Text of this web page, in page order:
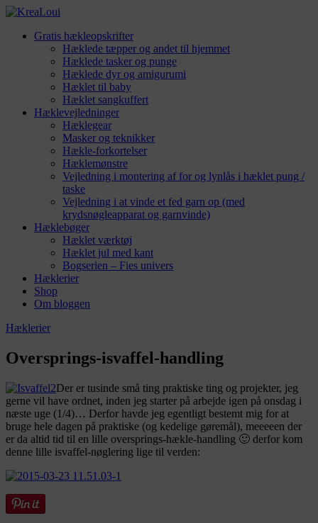
Gratis hækleopskrifter
Hæklede tæpper og andet til hjemmet
Hæklede tasker og punge
Hæklede dyr og amigurumi
Hæklet til baby
Hæklet sangkuffert
Hæklevejledninger
Hæklegear
Masker og teknikker
Hækle-forkortelser
Hæklemønstre
Vejledning i montering af for og lynlås i hæklet pung /
taske
Vejledning i at vinde et fed garn op (med
krydsnøgleapparat og garnvinde)
Hæklebøger
Hæklet værktøj
Hæklet jul med kant
Bogserien – Fies univers
Hæklerier
Shop
Om bloggen
Hæklerier
Oversprings-isvaffel-handling
Der er tusinde små ting praktiske ting og projekter, jeg
gerne vil have ordnet, inden jeg starter på arbejde igen på onsdag i
næste uge (1/4)… Derfor havde jeg egentligt bestemt mig for at
bruge hele dagen på praktiske (og kedelige gøremål), meeeeen der
er da altid tid til en lille oversprings-hækle-handling 🙂 derfor kom
denne lille isvaffel-nøglering lige til verden: